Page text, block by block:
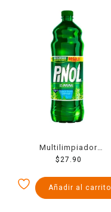
Multilimpiador
desinfectante Pinol El
$ 27.90
Añadir al carrito